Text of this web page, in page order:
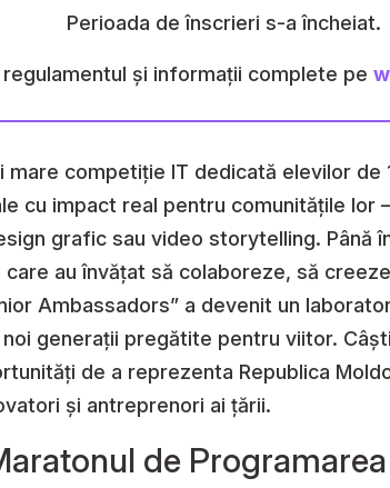
Perioada de înscrieri s-a încheiat.
și informații complete pe
mare competiție IT dedicată elevilor de
cu impact real pentru comunitățile
grafic sau video storytelling. Până
au învățat să colaboreze, să
Ambassadors” a devenit un
generații pregătite pentru viitor.
de a reprezenta Republica
și antreprenori ai țării.
de